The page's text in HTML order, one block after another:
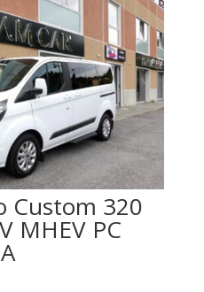
Custom 320
MHEV PC